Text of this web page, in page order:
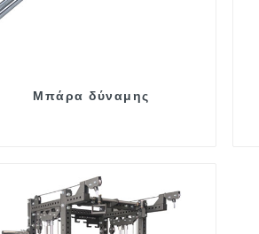
Μπάρα δύναμης